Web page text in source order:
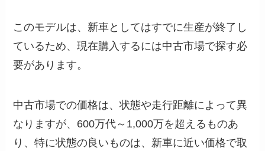
このモデルは、新車としてはすでに生産が終了し
ているため、現在購入するには中古市場で探す必
要があります。
中古市場での価格は、状態や走行距離によって異
なりますが、600万代～1,000万を超えるものあ
り、特に状態の良いものは、新車に近い価格で取